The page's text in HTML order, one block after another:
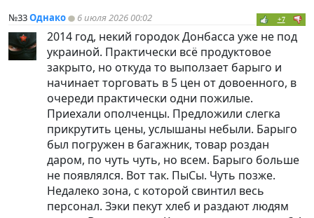
№33Однако 6 июля 2026 00:02 +7
2014 год, некий городок Донбасса уже не под
украиной. Практически всё продуктовое
закрыто, но откуда то выползает барыго и
начинает торговать в 5 цен от довоенного, в
очереди практически одни пожилые.
Приехали ополченцы. Предложили слегка
прикрутить цены, услышаны небыли. Барыго
был погружен в багажник, товар роздан
даром, по чуть чуть, но всем. Барыго больше
не появлялся. Вот так. ПыСы. Чуть позже.
Недалеко зона, с которой свинтил весь
персонал. Зэки пекут хлеб и раздают людям